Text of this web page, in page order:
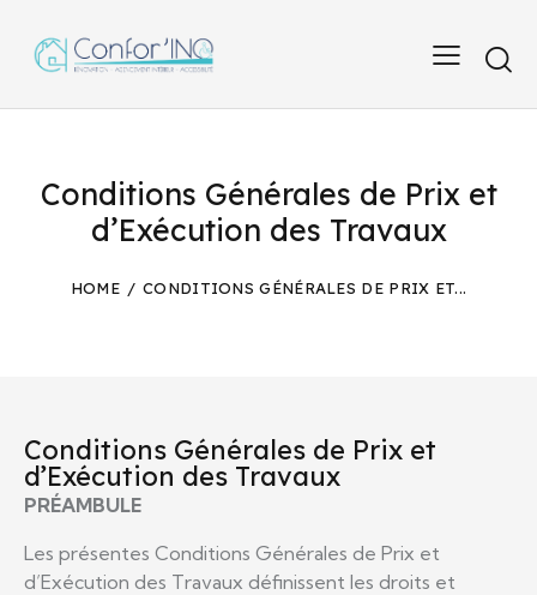
Conditions Générales de Prix et
d’Exécution des Travaux
HOME CONDITIONS GÉNÉRALES DE PRIX ET...
Conditions Générales de Prix et
d’Exécution des Travaux
PRÉAMBULE
Les présentes Conditions Générales de Prix et
d’Exécution des Travaux définissent les droits et